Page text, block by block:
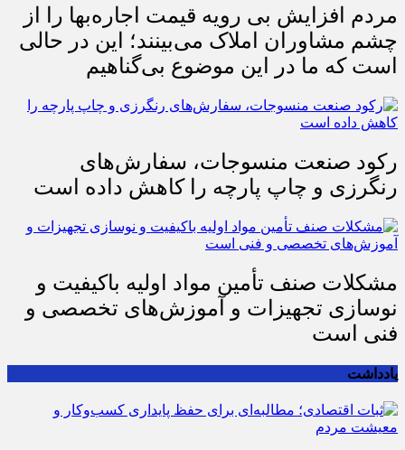
مردم افزایش بی رویه قیمت اجاره‌بها را از
چشم مشاوران املاک می‌بینند؛ این در حالی
است که ما در این موضوع بی‌گناهیم
رکود صنعت منسوجات، سفارش‌های
رنگرزی و چاپ پارچه را کاهش داده است
مشکلات صنف تأمین مواد اولیه باکیفیت و
نوسازی تجهیزات و آموزش‌های تخصصی و
فنی است
یادداشت